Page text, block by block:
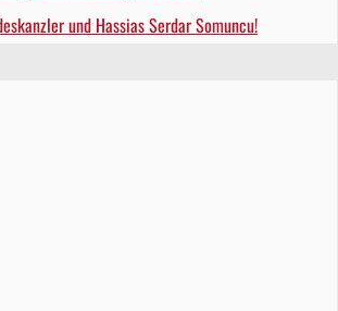
und Hassias Serdar Somuncu!